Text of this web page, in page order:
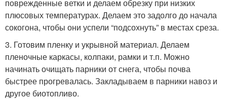
поврежденные ветки и делаем обрезку при низких
плюсовых температурах. Делаем это задолго до начала
сокогона, чтобы они успели “подсохнуть” в местах среза.
3. Готовим пленку и укрывной материал. Делаем
пленочные каркасы, колпаки, рамки и т.п. Можно
начинать очищать парники от снега, чтобы почва
быстрее прогревалась. Закладываем в парники навоз и
другое биотопливо.